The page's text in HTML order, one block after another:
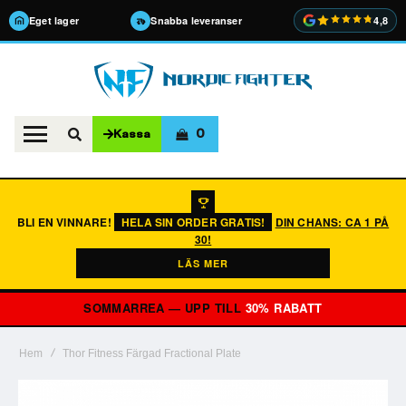
Eget lager Snabba leveranser 4,8
Kassa 0
BLI EN VINNARE! HELA SIN ORDER GRATIS!
DIN CHANS: CA 1 PÅ
30!
LÄS MER
SOMMARREA — UPP TILL 30% RABATT
Hem Thor Fitness Färgad Fractional Plate